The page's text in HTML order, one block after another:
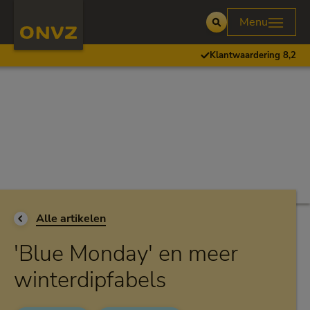
Open
Menu
Klantwaardering 8,2
Ga terug naar
Alle artikelen
'Blue Monday' en meer
winterdipfabels